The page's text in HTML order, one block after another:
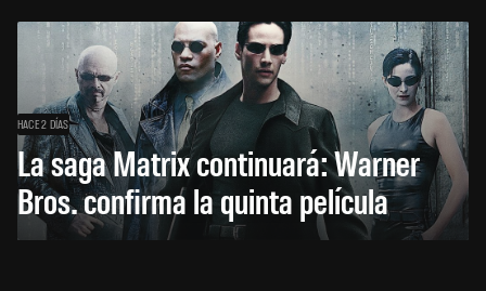
HACE 2 DÍAS
La saga Matrix continuará: Warner
Bros. confirma la quinta película